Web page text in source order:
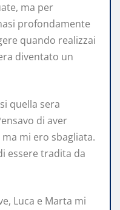
ma per
profondamente
quando realizzai
diventato un
quella sera
di aver
mi ero sbagliata.
essere tradita da
Luca e Marta mi